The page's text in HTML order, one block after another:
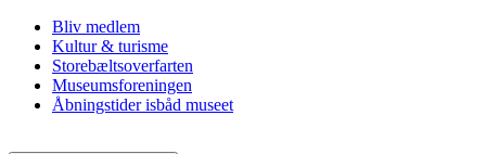
Bliv medlem
Kultur & turisme
Storebæltsoverfarten
Museumsforeningen
Åbningstider isbåd museet